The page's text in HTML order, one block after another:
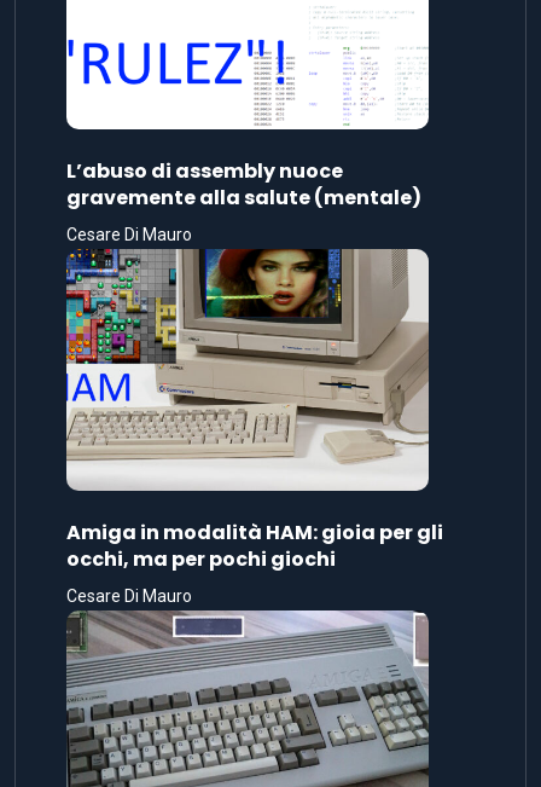
L’abuso di assembly nuoce
gravemente alla salute (mentale)
Cesare Di Mauro
Amiga in modalità HAM: gioia per gli
occhi, ma per pochi giochi
Cesare Di Mauro